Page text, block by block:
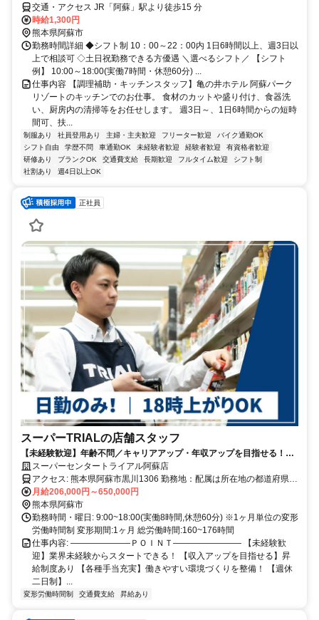
会社)
交通・アクセス JR「阿蘇」駅より徒歩15 分
時給1,300円
熊本県阿蘇市
勤務時間詳細 ◆シフト制 10：00～22：00内 1日6時間以上、週3日以
上で相談可 ◇土日祝勤務できる方優遇 ＼選べるシフト／ 【シフト
例】 10:00～18:00(実働7時間・休憩60分) ...
仕事内容 【調理補助・キッチンスタッフ】亀の井ホテル 阿蘇パーク
リゾートのキッチンでのお仕事。 食材のカットや盛り付け、食器洗
い、厨房内の清掃等をお任せします。 週3日～、1日6時間からの短時
間可、扶...
制服あり 社員登用あり 主婦・主夫歓迎 フリーター歓迎
バイク通勤OK
シフト自由
学歴不問 車通勤OK 未経験者歓迎 経験者歓迎
有資格者歓迎
研修あり
ブランクOK 交通費支給 長期歓迎 フルタイム歓迎
シフト制
社割あり
週4日以上OK
正社員
スーパーTRIALの店舗スタッフ
【未経験歓迎】年齢不問／キャリアアップ・年収アップを目指せる！／
小売業等の経験が活かせる／週休二日制／昇給・賞与あり／福利厚生充
実
スーパーセンタートライアル阿蘇店
アクセス: 熊本県阿蘇市黒川1306 勤務地：配属は所在地の都道府県
※初任地は最寄りの店舗又は希望エリアを優先し配属します。 ※エ
リア内勤務または全国勤務いずれか希望を選択できます。
月給206,000円～650,000円
熊本県阿蘇市
勤務時間・曜日: 9:00~18:00(実働8時間,休憩60分) ※1ヶ月単位の変形
労働時間制 変形期間:1ヶ月 総労働時間:160~176時間
仕事内容: ―――――――ＰＯＩＮＴ―――――――― 【未経験歓
迎】業界未経験からスタートできる！ 【収入アップを目指せる】昇
給制度あり 【各種手当充実】働きやすい環境づくりを整備！ 【週休
二日制】...
変形労働時間制 交通費支給 昇給あり